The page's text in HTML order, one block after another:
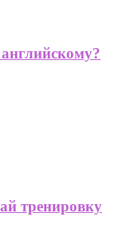
тренировку